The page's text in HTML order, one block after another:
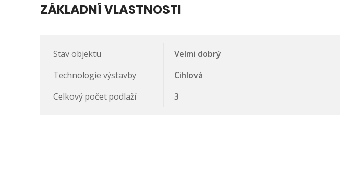
ZÁKLADNÍ VLASTNOSTI
Stav objektu
Velmi dobrý
Technologie výstavby
Cihlová
Celkový počet podlaží
3